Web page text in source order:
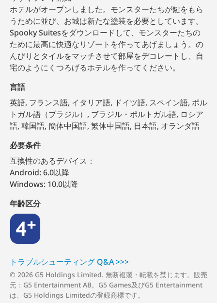
ホテルがオープンしました。モンスターたちが鍵をもら
うために並び、お城は新たな塗装を必要としています。
Spooky Suitesをダウンロードして、モンスターたちの
ために最高に快適なリゾートを作ってあげましょう。の
んびりとタイルをマッチさせて部屋をデコレートし、自
宅のようにくつろげるホテルを作ってください。
言語
英語, フランス語, イタリア語, ドイツ語, スペイン語, ポル
トガル語（ブラジル）, ブラジル・ポルトガル語, ロシア
語, 韓国語, 簡体中国語, 繁体中国語, 日本語, オランダ語
必要条件
互換性のあるデバイス：
Android: 6.0以降
Windows: 10.0以降
年齢区分
4+
トラブルシューティング Q⁠&⁠A >⁠>⁠>
© 2026 G5 Holdings Limited. 無断複製・転載を禁じます。販売
元：G5 Entertainment AB。G5 Games及びG5 Entertainment
は、G5 Holdings Limitedの登録商標です。